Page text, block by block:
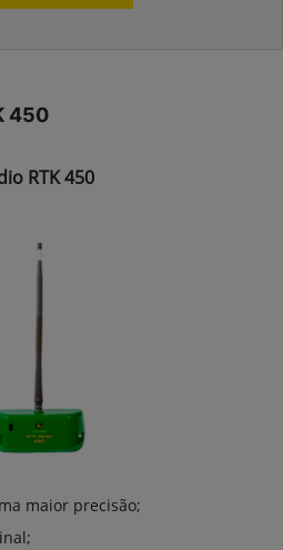
450
RTK 450
maior precisão;